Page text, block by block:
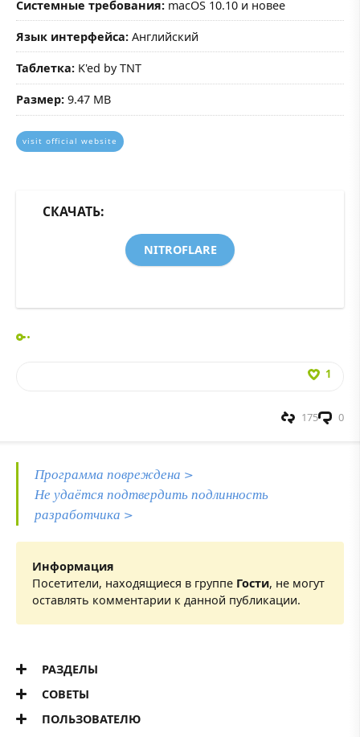
Системные требования: macOS 10.10 и новее
Язык интерфейса: Английский
Таблетка: K'ed by TNT
Размер: 9.47 MB
visit official website
СКАЧАТЬ:
NITROFLARE
1
0
175
Программа повреждена >
Не удаётся подтвердить подлинность
разработчика >
Информация
Посетители, находящиеся в группе Гости, не могут
оставлять комментарии к данной публикации.
РАЗДЕЛЫ
СОВЕТЫ
ПОЛЬЗОВАТЕЛЮ